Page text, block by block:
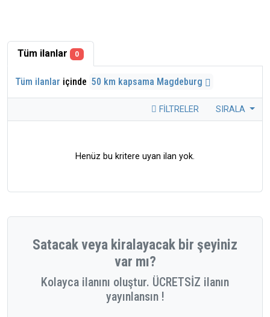
Tüm ilanlar 0
Tüm ilanlar içinde 50 km kapsama Magdeburg
FILTRELER SIRALA
Henüz bu kritere uyan ilan yok.
Satacak veya kiralayacak bir şeyiniz
var mı?
Kolayca ilanını oluştur. ÜCRETSİZ ilanın
yayınlansın !